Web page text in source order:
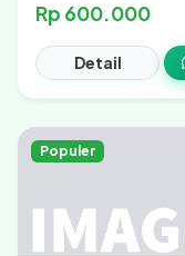
Rp 600.000
Detail
Populer